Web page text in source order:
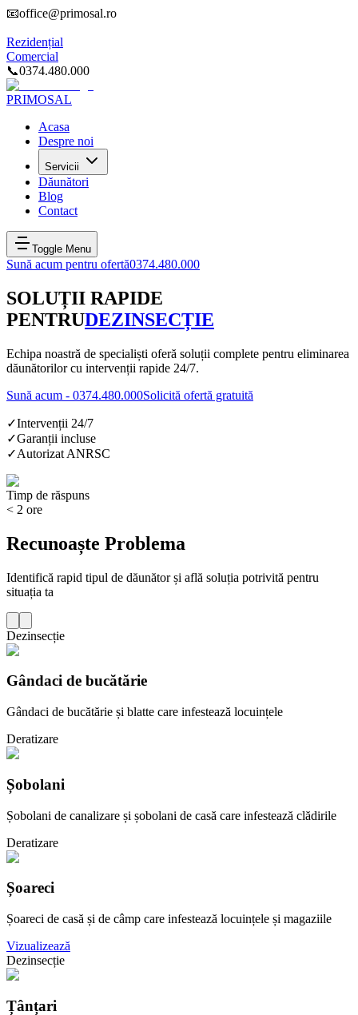
📧office@primosal.ro
Rezidențial
Comercial
📞0374.480.000
PRIMOSAL
Acasa
Despre noi
Servicii
Dăunători
Blog
Contact
Toggle Menu
Sună acum pentru ofertă0374.480.000
SOLUȚII RAPIDE
PENTRUDEZINSECȚIE
Echipa noastră de specialiști oferă soluții complete pentru eliminarea
dăunătorilor cu intervenții rapide 24/7.
Sună acum - 0374.480.000Solicită ofertă gratuită
✓Intervenții 24/7
✓Garanții incluse
✓Autorizat ANRSC
Timp de răspuns
< 2 ore
Recunoaște Problema
Identifică rapid tipul de dăunător și află soluția potrivită pentru
situația ta
Dezinsecție
Gândaci de bucătărie
Gândaci de bucătărie și blatte care infestează locuințele
Deratizare
Șobolani
Șobolani de canalizare și șobolani de casă care infestează clădirile
Deratizare
Șoareci
Șoareci de casă și de câmp care infestează locuințele și magaziile
Vizualizează
Dezinsecție
Țânțari